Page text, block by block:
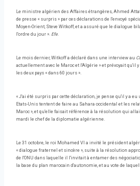
Le ministre algérien des Affaires étrangères, Ahmed
de presse « surpris » par ces déclarations de l'envoyé
Moyen-Orient, Steve Witkoff, et a assuré que le dialogue
l'ordre du jour ». Efe.
Le mois dernier, Witkoff a déclaré dans une interview au
actuellement avec le Maroc et l'Algérie » et prévoyait qu'il y
les deux pays « dans 60 jours ».
« J'ai été surpris par cette déclaration, je pense qu'il y a
Etats-Unis tentent de faire au Sahara occidental et les
Maroc », et qu'elle faisait référence à la résolution qui allait
mardi le chef de la diplomatie algérienne.
Le 31 octobre, le roi Mohamed VI a invité le président
« dialogue fraternel et sincère », suite à la résolution
de l'ONU dans laquelle il l'invitait à entamer des
la base du plan marocain d'autonomie, et au vote de